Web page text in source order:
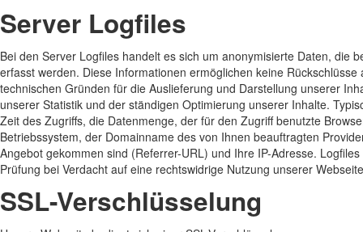
Server Logfiles
Bei den Server Logfiles handelt es sich um anonymisierte Daten, die
erfasst werden. Diese Informationen ermöglichen keine
technischen Gründen für die Auslieferung und Darstellung unserer
unserer Statistik und der ständigen Optimierung unserer Inhalte.
Zeit des Zugriffs, die Datenmenge, der für den Zugriff benutzte
Betriebssystem, der Domainname des von Ihnen beauftragten
Angebot gekommen sind (Referrer-URL) und Ihre IP-Adresse.
Prüfung bei Verdacht auf eine rechtswidrige Nutzung unserer
SSL-Verschlüsselung